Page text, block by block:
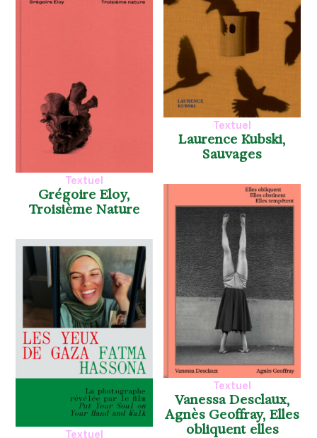
Textuel
Laurence Kubski,
Sauvages
Textuel
Grégoire Eloy,
Troisième Nature
Textuel
Vanessa Desclaux,
Agnès Geoffray, Elles
obliquent elles
Textuel